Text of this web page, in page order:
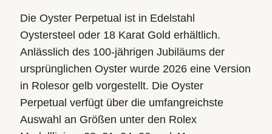
Die Oyster Perpetual ist in Edelstahl
Oystersteel oder 18 Karat Gold erhältlich.
Anlässlich des 100-jährigen Jubiläums der
ursprünglichen Oyster wurde 2026 eine Version
in Rolesor gelb vorgestellt. Die Oyster
Perpetual verfügt über die umfangreichste
Auswahl an Größen unter den Rolex